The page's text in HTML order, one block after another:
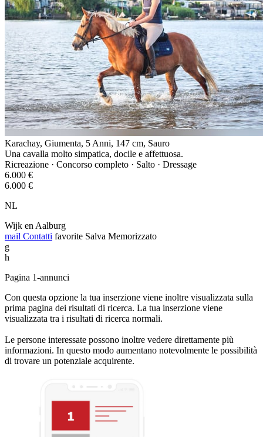
Karachay, Giumenta, 5 Anni, 147 cm, Sauro
Una cavalla molto simpatica, docile e affettuosa.
Ricreazione · Concorso completo · Salto · Dressage
6.000 €
6.000 €
NL
Wijk en Aalburg
mail Contatti favorite Salva Memorizzato
g
h
Pagina 1-annunci
Con questa opzione la tua inserzione viene inoltre visualizzata sulla
prima pagina dei risultati di ricerca. La tua inserzione viene
visualizzata tra i risultati di ricerca normali.
Le persone interessate possono inoltre vedere direttamente più
informazioni. In questo modo aumentano notevolmente le possibilità
di trovare un potenziale acquirente.